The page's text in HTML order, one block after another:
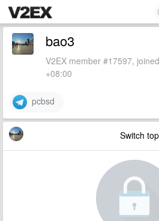
bao3
V2EX member #17597,
+08:00
pcbsd
Switch